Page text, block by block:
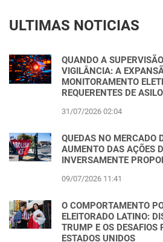
ULTIMAS NOTICIAS
QUANDO A
VIGILÂNCIA: A
MONITORAMENTO
REQUERENTES DE
31/07/2026 02:04
QUEDAS NO MERCADO
AUMENTO DAS AÇÕES
INVERSAMENTE
09/07/2026 11:41
O COMPORTAMENTO
ELEITORADO LATINO:
TRUMP E OS DESAFIOS
ESTADOS UNIDOS